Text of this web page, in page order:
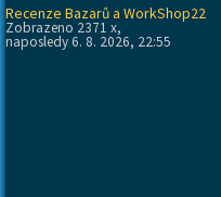
Recenze Bazarů a WorkShop22
Zobrazeno 2371 x,
naposledy 6. 8. 2026, 22:55